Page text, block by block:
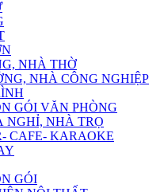
NHÀ THỜ
NHÀ CÔNG NGHIỆP
GÓI VĂN PHÒNG
NGHỈ, NHÀ TRỌ
CAFE- KARAOKE
GÓI